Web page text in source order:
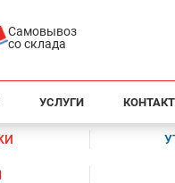
Самовывоз
со склада
УСЛУГИ